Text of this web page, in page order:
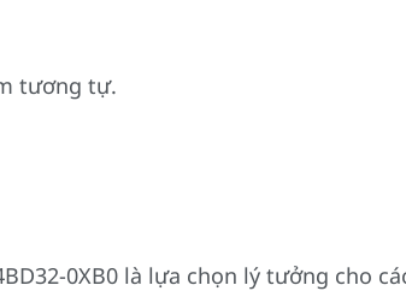
tương tự.
0XB0 là lựa chọn lý tưởng cho